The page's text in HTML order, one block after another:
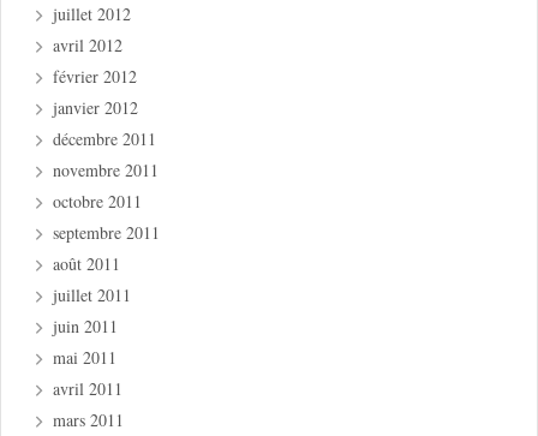
juillet 2012
avril 2012
février 2012
janvier 2012
décembre 2011
novembre 2011
octobre 2011
septembre 2011
août 2011
juillet 2011
juin 2011
mai 2011
avril 2011
mars 2011